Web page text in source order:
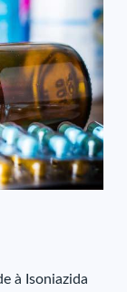
à Isoniazida